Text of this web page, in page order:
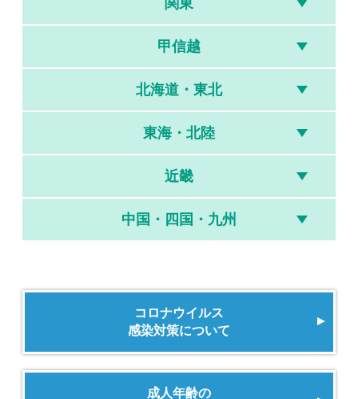
甲信越
北海道・東北
東海・北陸
近畿
中国・四国・九州
コロナウイルス
感染対策について
成人年齢の